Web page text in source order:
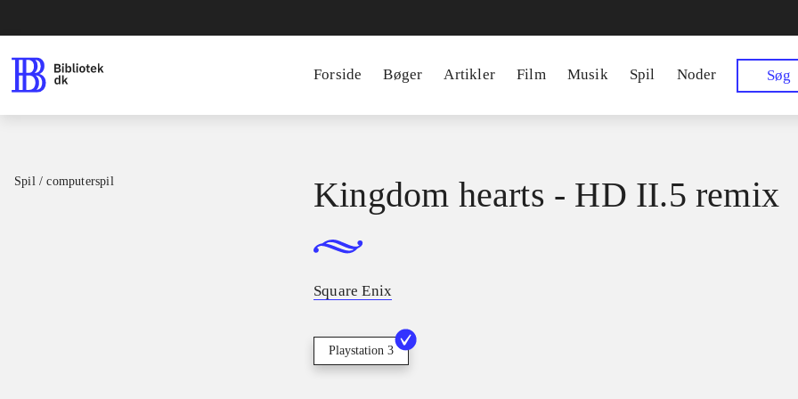
Forside Bøger Artikler Film Musik Spil Noder Søg
Spil / computerspil Kingdom hearts - HD II.5 remix
Square Enix
Playstation 3